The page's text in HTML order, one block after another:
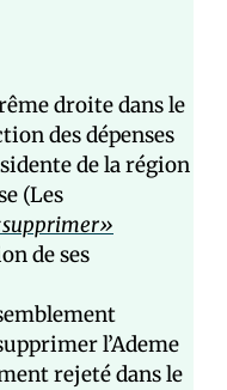
droite dans le
des dépenses
de la région
(Les
de ses
l’Ademe
rejeté dans le